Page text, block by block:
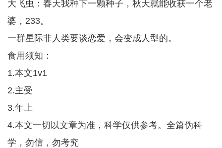
大飞虫：春天我种下一颗种子，秋天就能收获一个老
婆，233。
一群星际非人类要谈恋爱，会变成人型的。
食用须知：
1.本文1v1
2.主受
3.年上
4.本文一切以文章为准，科学仅供参考。全篇伪科
学，勿信，勿考究